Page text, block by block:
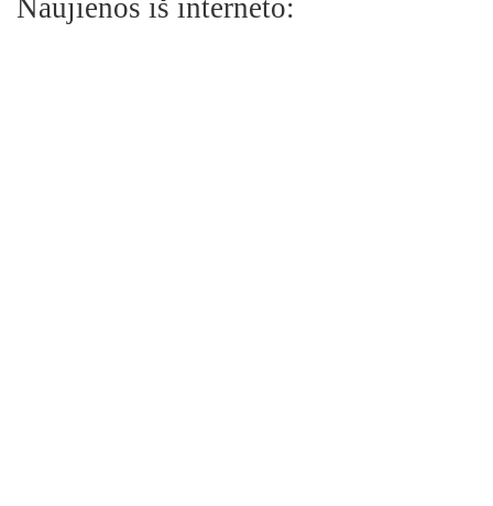
Naujienos iš interneto: